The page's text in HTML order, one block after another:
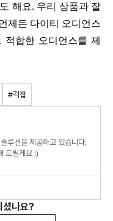
해요. 우리 상품과 잘
제든 다이티 오디언스
적합한 오디언스를 제
#긱잡
루션을 제공하고 있습니다.
드릴게요 :)
셨나요?